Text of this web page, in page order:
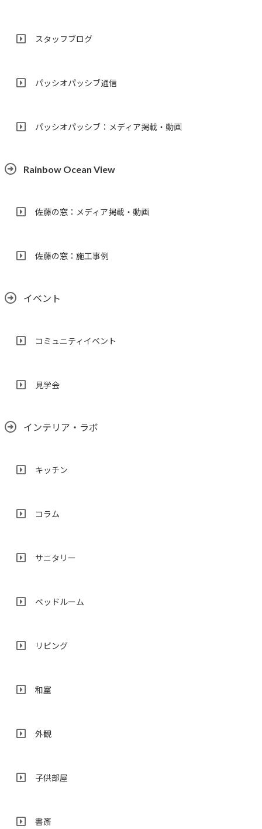
スタッフブログ
パッシオパッシブ通信
パッシオパッシブ：メディア掲載・動画
Rainbow Ocean View
佐藤の窓：メディア掲載・動画
佐藤の窓：施工事例
イベント
コミュニティイベント
見学会
インテリア・ラボ
キッチン
コラム
サニタリー
ベッドルーム
リビング
和室
外観
子供部屋
書斎